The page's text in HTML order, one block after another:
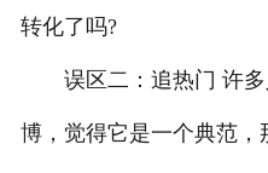
转化了吗?
误区二：追热门 许多
博，觉得它是一个典范